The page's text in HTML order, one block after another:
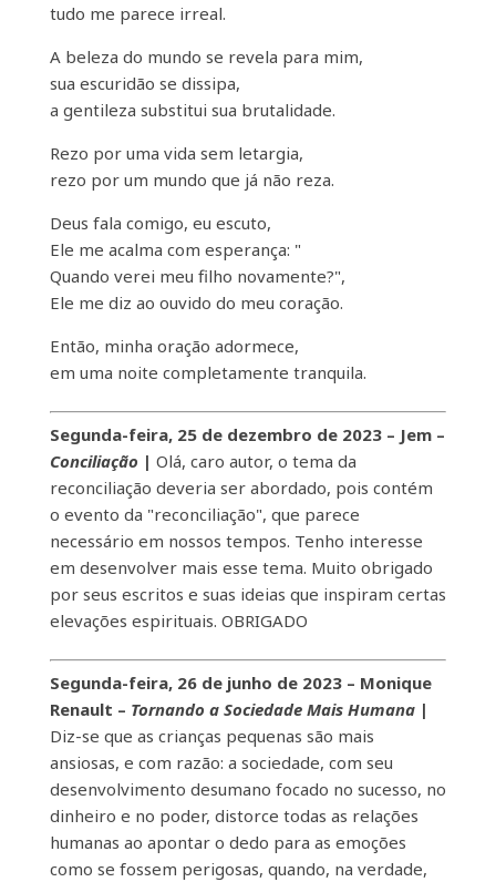
tudo me parece irreal.
A beleza do mundo se revela para mim,
sua escuridão se dissipa,
a gentileza substitui sua brutalidade.
Rezo por uma vida sem letargia,
rezo por um mundo que já não reza.
Deus fala comigo, eu escuto,
Ele me acalma com esperança: "
Quando verei meu filho novamente?",
Ele me diz ao ouvido do meu coração.
Então, minha oração adormece,
em uma noite completamente tranquila.
Segunda-feira, 25 de dezembro de 2023 – Jem –
Conciliação | Olá, caro autor, o tema da
reconciliação deveria ser abordado, pois contém
o evento da "reconciliação", que parece
necessário em nossos tempos. Tenho interesse
em desenvolver mais esse tema. Muito obrigado
por seus escritos e suas ideias que inspiram certas
elevações espirituais. OBRIGADO
Segunda-feira, 26 de junho de 2023 – Monique
Renault – Tornando a Sociedade Mais Humana|
Diz-se que as crianças pequenas são mais
ansiosas, e com razão: a sociedade, com seu
desenvolvimento desumano focado no sucesso, no
dinheiro e no poder, distorce todas as relações
humanas ao apontar o dedo para as emoções
como se fossem perigosas, quando, na verdade,